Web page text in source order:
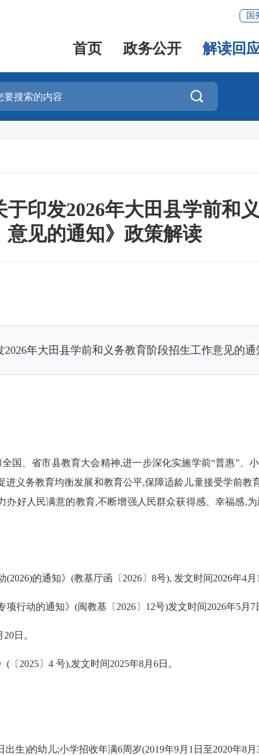
国
首页 政务公开 解读回

于印发2026年大田县学前和
意见的通知》政策解读
年大田县学前和义务教育阶段招生工作意见的通
、省市县教育大会精神,进一步深化实施学前“普惠”、小
义务教育均衡发展和教育公平,保障适龄儿童接受学前教
办好人民满意的教育,不断增强人民群众获得感、幸福感,
的通知》(教基厅函〔2026〕8号), 发文时间2026年4月1
动的通知》(闽教基〔2026〕12号)发文时间2026年5月7
日。
2025〕4 号),发文时间2025年8月6日。
生)的幼儿;小学招收年满6周岁(2019年9月1日至2020年8